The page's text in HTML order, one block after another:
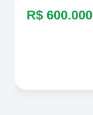
R$ 600.000